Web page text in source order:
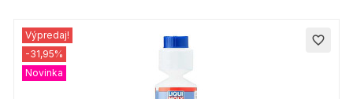
favorite_border
Výpredaj!
-31,95%
Novinka